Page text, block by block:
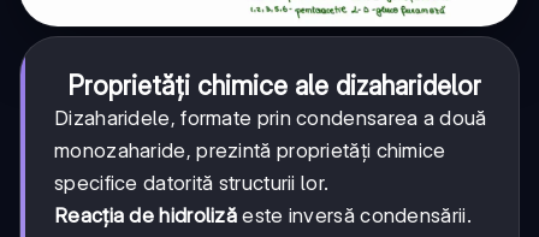
Proprietăți chimice ale dizaharidelor
Dizaharidele, formate prin condensarea a două
monozaharide, prezintă proprietăți chimice
specifice datorită structurii lor.
Reacția de hidroliză este inversă condensării.